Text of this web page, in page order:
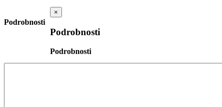
Podrobnosti
×
Podrobnosti
Podrobnosti